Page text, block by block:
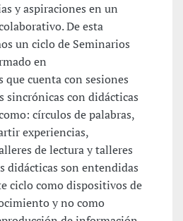
y aspiraciones en un
De esta
un ciclo de Seminarios
en
cuenta con sesiones
sincrónicas con didácticas
círculos de palabras,
experiencias,
de lectura y talleres
didácticas son entendidas
ciclo como dispositivos de
y no como